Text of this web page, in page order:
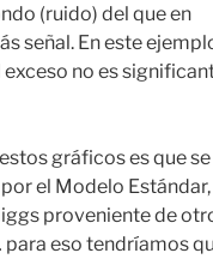
(ruido) del que en
señal. En este
no es
gráficos es que se
el Modelo Estándar,
proveniente de
eso tendríamos